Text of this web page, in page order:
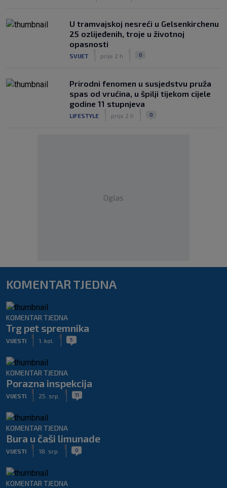
U tramvajskoj nesreći u Gelsenkirchenu
25 ozlijeđenih, troje u životnoj
opasnosti
SVIJET prije 2 h 0
Prirodni fenomen u susjedstvu pruža
spas od vrućina, u špilji tijekom cijele
godine 11 stupnjeva
LIFESTYLE prije 2 h 0
Oglas
KOMENTAR TJEDNA
KOMENTAR TJEDNA
Trg pet spremnika
VIJESTI 1. kol. 5
KOMENTAR TJEDNA
Porazna inspekcija
VIJESTI 25. srp. 11
KOMENTAR TJEDNA
Bura u čaši limunade
VIJESTI 18. srp. 0
KOMENTAR TJEDNA